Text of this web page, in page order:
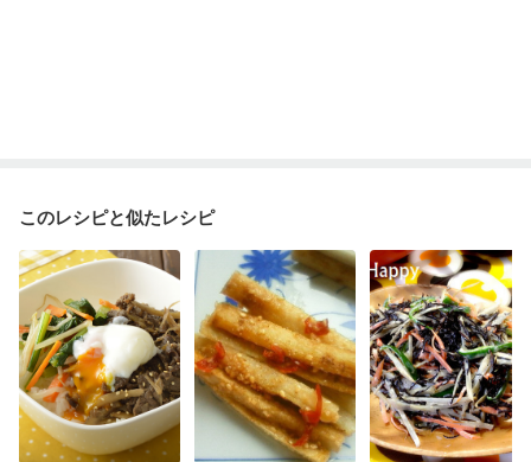
このレシピと似たレシピ